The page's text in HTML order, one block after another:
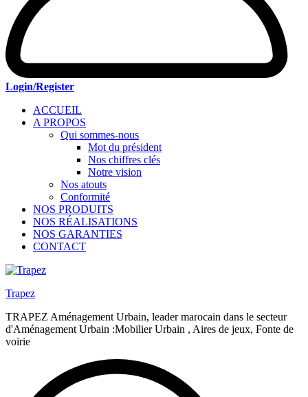
Login/Register
ACCUEIL
A PROPOS
Qui sommes-nous
Mot du président
Nos chiffres clés
Notre vision
Nos atouts
Conformité
NOS PRODUITS
NOS RÉALISATIONS
NOS GARANTIES
CONTACT
Trapez
TRAPEZ Aménagement Urbain, leader marocain dans le secteur
d'Aménagement Urbain :Mobilier Urbain , Aires de jeux, Fonte de
voirie